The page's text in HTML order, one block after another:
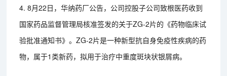
4. 8月22日，华纳药厂公告，公司控股子公司致根医药收到
国家药品监督管理局核准签发的关于ZG-2片的《药物临床试
验批准通知书》。ZG-2片是一种新型抗自身免疫性疾病的药
物，属于1类新药，拟用于治疗中重度斑块状银屑病。